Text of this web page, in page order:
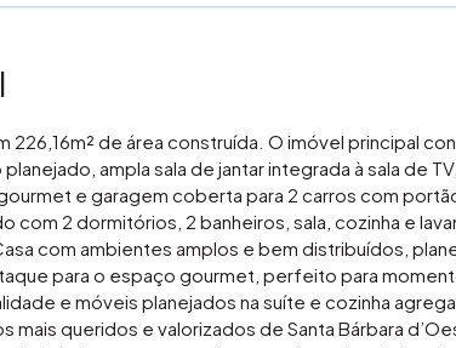
de área construída. O imóvel principal
ampla sala de jantar integrada à sala de
e garagem coberta para 2 carros com
2 dormitórios, 2 banheiros, sala, cozinha e
com ambientes amplos e bem distribuídos,
para o espaço gourmet, perfeito para
e móveis planejados na suíte e cozinha
mais queridos e valorizados de Santa Bárbara